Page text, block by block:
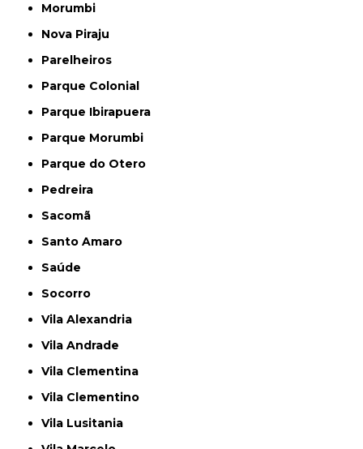
Morumbi
Nova Piraju
Parelheiros
Parque Colonial
Parque Ibirapuera
Parque Morumbi
Parque do Otero
Pedreira
Sacomã
Santo Amaro
Saúde
Socorro
Vila Alexandria
Vila Andrade
Vila Clementina
Vila Clementino
Vila Lusitania